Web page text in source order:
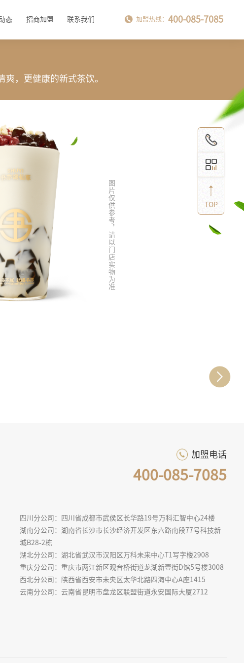
加盟热线：400-085-7085
态 招商加盟 联系我们
，更健康的新式茶饮。
图片仅供参考，请以门店实物为准
加盟电话
400-085-7085
四川分公司：四川省成都市武侯区长华路19号万科汇智中心24楼
湖南分公司：湖南省长沙市长沙经济开发区东六路南段77号科技新
城B28-2栋
湖北分公司：湖北省武汉市汉阳区万科未来中心T1写字楼2908
重庆分公司：重庆市两江新区观音桥街道龙湖新壹街D馆5号楼3008
西北分公司：陕西省西安市未央区太华北路四海中心A座1415
云南分公司：云南省昆明市盘龙区联盟街道永安国际大厦2712
TOP